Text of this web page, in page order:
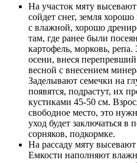
На участок мяту
сойдет снег, земля
с влажной, хорошо
там, где ранее были
картофель, морковь,
осени, внеся
весной с внесением
Заделывают семечки на
появятся, подрастут, их
кустиками 45-50 см.
свободное место, это
уход будет заключаться в
сорняков, подкормке.
На рассаду мяту высевают
Емкости наполняют